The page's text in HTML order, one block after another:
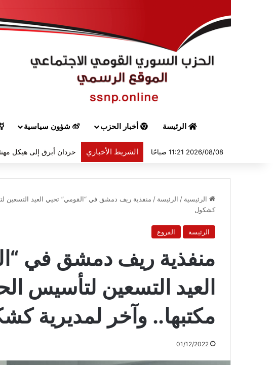
الرئيسة أخبار الحزب شؤون سياسية
2026/08/08 11:21 صباحًا الشريط الأخباري حردان أبرق إلى هيكل
الرئيسية / الرئيسة / منفذية ريف دمشق في “القومي” تحيي العيد التسعين
كشكول
الرئيسة الفروع
منفذية ريف دمشق في
العيد التسعين لتأسيس
مكتبها.. وآخر لمديرية
01/12/2022